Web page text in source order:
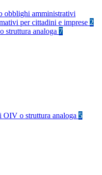
obblighi amministrativi
per cittadini e imprese 2
struttura analoga 7
OIV o struttura analoga 5